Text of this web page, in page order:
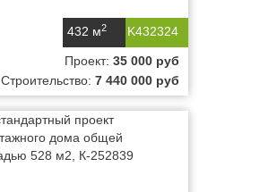
K432324
432 м2
Проект: 35 000 руб
Строительство: 7 440 000 руб